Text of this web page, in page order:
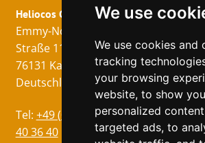
We use
We use cookies and
tracking
your browsing
website, to show you
personalized
targeted ads, to
Heliocos GmbH
Emmy-Noether-
Straße 11
76131 Karlsruhe
Deutschland
Tel: +49 (0)721 75
40 36 40
Mentions légales
Protection des
données
CG